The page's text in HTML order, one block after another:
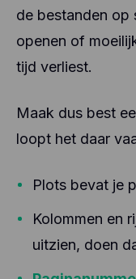
de bestanden op
openen of
tijd verliest.
Maak dus best
loopt het daar
Plots bevat je
Kolommen en
uitzien, doen